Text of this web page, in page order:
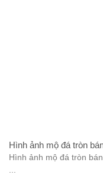
Hình ảnh mộ đá tròn
Hình ảnh mộ đá tròn
...